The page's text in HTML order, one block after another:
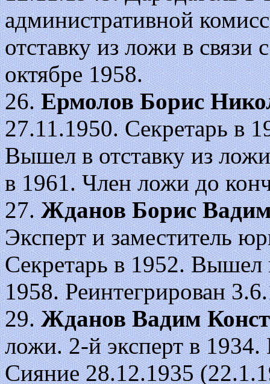
административной
отставку из ложи в
октябре 1958.
26.Ермолов Борис
27.11.1950. Секретарь в
Вышел в отставку из
в 1961. Член ложи до
27.Жданов Борис
Эксперт и заместитель
Секретарь в 1952. Вышел
1958. Реинтегрирован
29.Жданов Вадим
ложи. 2-й эксперт в
Сияние 28.12.1935